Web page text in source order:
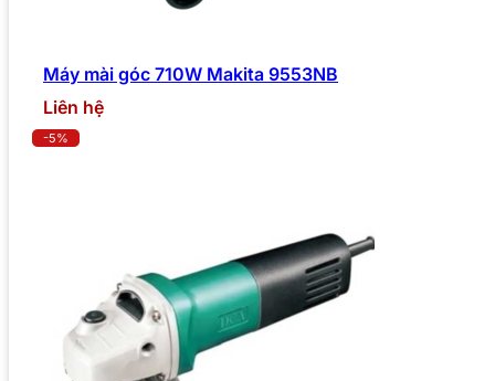
Máy mài góc 710W Makita 9553NB
Liên hệ
-5%